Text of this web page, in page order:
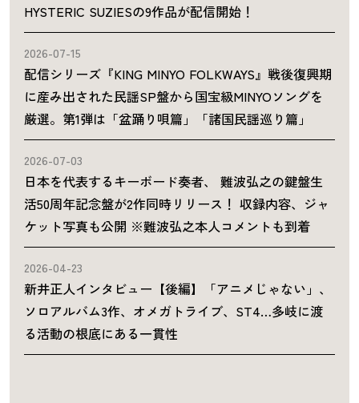
HYSTERIC SUZIESの9作品が配信開始！
2026-07-15
配信シリーズ『KING MINYO FOLKWAYS』戦後復興期
に産み出された民謡SP盤から国宝級MINYOソングを
厳選。第1弾は「盆踊り唄篇」「諸国民謡巡り篇」
2026-07-03
日本を代表するキーボード奏者、 難波弘之の鍵盤生
活50周年記念盤が2作同時リリース！ 収録内容、ジャ
ケット写真も公開 ※難波弘之本人コメントも到着
2026-04-23
新井正人インタビュー【後編】「アニメじゃない」、
ソロアルバム3作、オメガトライブ、ST4…多岐に渡
る活動の根底にある一貫性